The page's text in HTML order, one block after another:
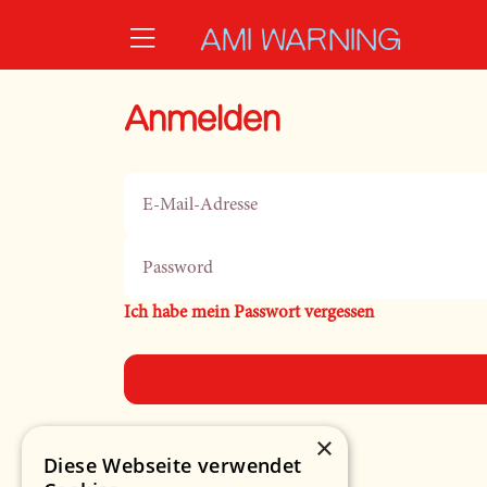
AMI WARNING
Anmelden
E-Mail-Adresse
Password
Ich habe mein Passwort vergessen
×
Diese Webseite verwendet